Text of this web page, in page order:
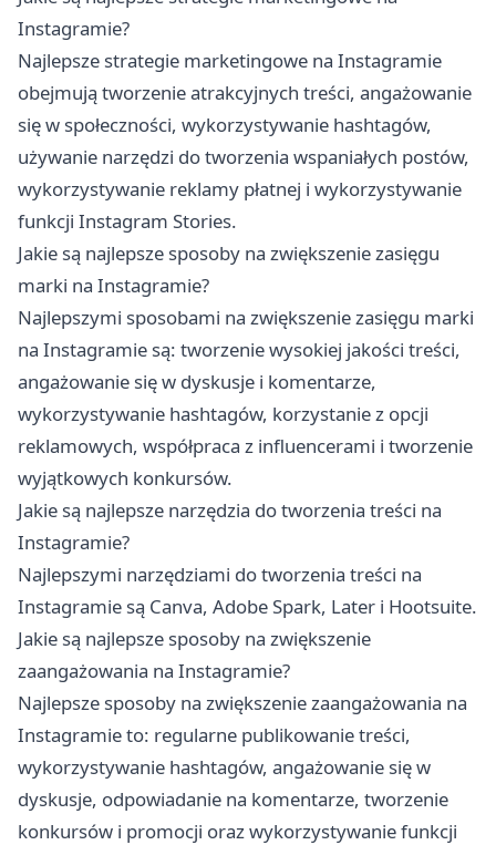
Instagramie?
Najlepsze strategie marketingowe na Instagramie
obejmują tworzenie atrakcyjnych treści, angażowanie
się w społeczności, wykorzystywanie hashtagów,
używanie narzędzi do tworzenia wspaniałych postów,
wykorzystywanie reklamy płatnej i wykorzystywanie
funkcji Instagram Stories.
Jakie są najlepsze sposoby na zwiększenie zasięgu
marki na Instagramie?
Najlepszymi sposobami na zwiększenie zasięgu marki
na Instagramie są: tworzenie wysokiej jakości treści,
angażowanie się w dyskusje i komentarze,
wykorzystywanie hashtagów, korzystanie z opcji
reklamowych, współpraca z influencerami i tworzenie
wyjątkowych konkursów.
Jakie są najlepsze narzędzia do tworzenia treści na
Instagramie?
Najlepszymi narzędziami do tworzenia treści na
Instagramie są Canva, Adobe Spark, Later i Hootsuite.
Jakie są najlepsze sposoby na zwiększenie
zaangażowania na Instagramie?
Najlepsze sposoby na zwiększenie zaangażowania na
Instagramie to: regularne publikowanie treści,
wykorzystywanie hashtagów, angażowanie się w
dyskusje, odpowiadanie na komentarze, tworzenie
konkursów i promocji oraz wykorzystywanie funkcji